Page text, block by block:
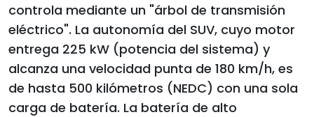
controla mediante un "árbol de transmisión
eléctrico". La autonomía del SUV, cuyo motor
entrega 225 kW (potencia del sistema) y
alcanza una velocidad punta de 180 km/h, es
de hasta 500 kilómetros (NEDC) con una sola
carga de batería. La batería de alto